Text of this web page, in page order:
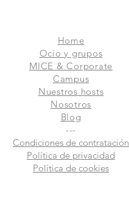
Home
Ocio y grupos
MICE & Corporate
Campus
Nuestros hosts
Nosotros
Blog
---
Condiciones de contratación
Política de privacidad
Política de cookies